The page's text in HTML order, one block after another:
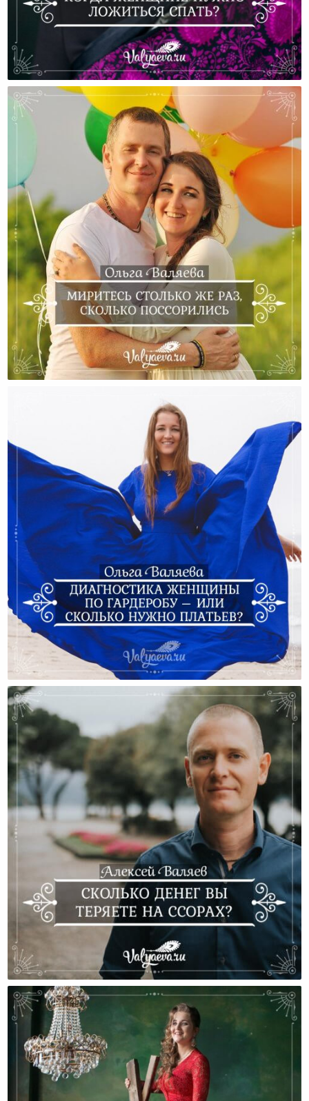
Когда Женщине Нужно Ложиться Спать?
Миритесь Столько Же Раз, Сколько Поссорились
Диагностика Женщины По Гардеробу – Или Сколько
Нужно Платьев?
Сколько Денег Вы Теряете На Ссорах? Алексей
Валяев